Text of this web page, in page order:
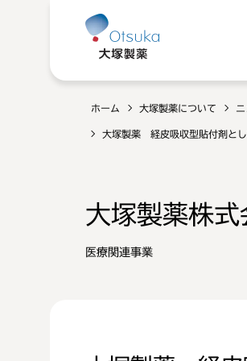
ホーム 大塚製薬について
大塚製薬 経皮吸収型貼付剤と
大塚製薬株式
医療関連事業